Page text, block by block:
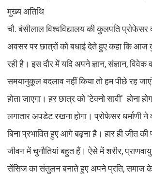
मुख्य अतिथि
चौ. बंसीलाल विश्वविद्यालय की कुलपति प्रोफेसर
अवसर पर छात्रों को बधाई देते हुए कहा कि आज
रही है। इस दौर में यदि अपने ज्ञान, संज्ञान, विवेक व
समयानुकूल बदलाव नहीं किया तो हम पीछे रह
होता जाएगा। हर छात्र को 'टेक्नो सावी' होना
लगातार अपडेट रखना होगा। प्रोफेसर धर्माणी
बिना प्रभावित हुए आगे बढ़ना है। हार ही जीत की
जीवन में चुनौतियां बहुत हैं। ऐसे में शरीर,
सेंसिज का संतुलन बनाते हुए अपने प्रति, समाज के